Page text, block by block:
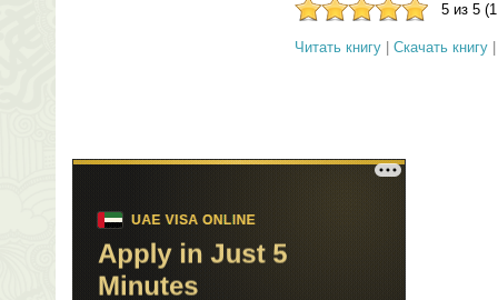
5 из 5
Читать книгу Скачать книгу